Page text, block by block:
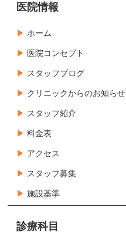
医院情報
ホーム
医院コンセプト
スタッフブログ
クリニックからのお知らせ
スタッフ紹介
料金表
アクセス
スタッフ募集
施設基準
診療科目